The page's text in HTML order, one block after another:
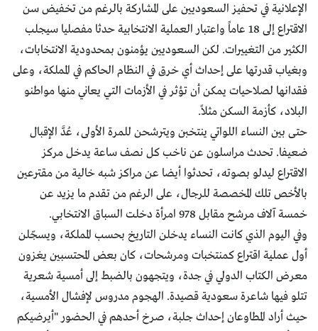
الإعلانية في تحفيز السعوديين على المشاركة بالرغم من تخفيض سن
الاقتراع إلى 18 عاماً واعتبار العملية الانتخابية حدثا مفصليا سيجلب
الكثير من التغييرات. لكن السعوديين يؤمنون بمحدودية الانتخابات،
وبغياب قدرتها على إحداث أي خرق في النظام الحاكم في المملكة، وعلى
فقدانها لصلاحيات يمكن أن تؤثر في الأزمات التي يعاني منها مواطنو
البلاد، كأزمة السكن مثلاً.
حتى بين النساء اللواتي ينتخبن ويترشحن للمرة الأولى، عُدَّ الإقبال
ضعيفا. تحدث مراسلون عن ناخب كل نصف ساعة يدخل مركز
الاقتراع ليدلو بصوته، تحدثوا أيضا عن مراكز شبه خالية من مقترعين
بالأخص تلك المخصصة للرجال، على الرغم من تقدم ما يزيد عن
خمسة آلاف مرشح مقابل 978 امرأة دخلت السباق الانتخابي.
وفي اليوم الذي كانت النساء يدخلن التاريخ بحسب المملكة، ويسجّلن
أول عملية اقتراع كمنتخبات ومرشحات، كان بعض المحتسبين يغزون
معرض الكتاب الدولي في جدة، ويتجهون بالضبط إلى أمسية شعرية
تتلو فيها شاعرة سعودية قصيدة. الهجوم مدروس لإفشال الأمسية،
حيث أراد المطاوعان إحداث جلبة، صرخ أحدهم في الحضور "أيرضيكم